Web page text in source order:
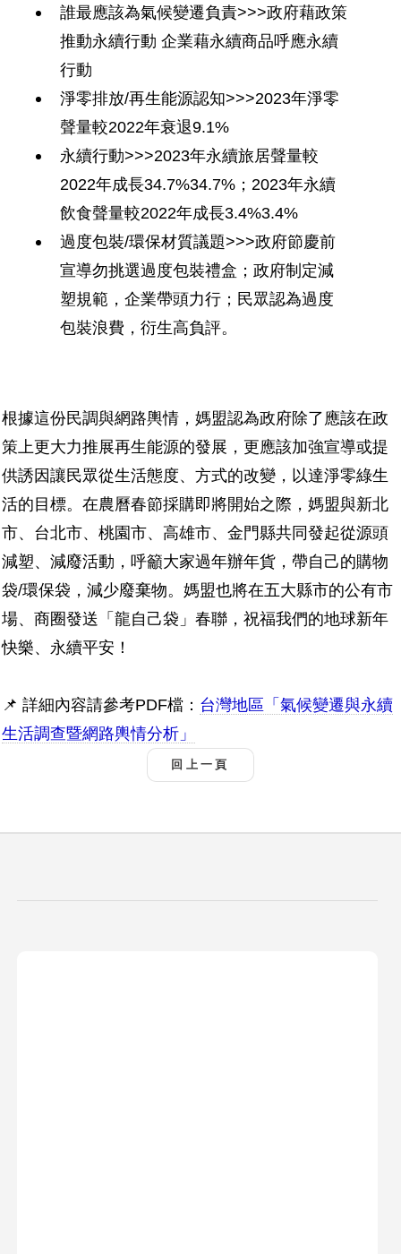
誰最應該為氣候變遷負責>>>政府藉政策
推動永續行動 企業藉永續商品呼應永續
行動
淨零排放/再生能源認知>>>2023年淨零
聲量較2022年衰退9.1%
永續行動>>>2023年永續旅居聲量較
2022年成長34.7%34.7%；2023年永續
飲食聲量較2022年成長3.4%3.4%
過度包裝/環保材質議題>>>政府節慶前
宣導勿挑選過度包裝禮盒；政府制定減
塑規範，企業帶頭力行；民眾認為過度
包裝浪費，衍生高負評。
根據這份民調與網路輿情，媽盟認為政府除了應該在政
策上更大力推展再生能源的發展，更應該加強宣導或提
供誘因讓民眾從生活態度、方式的改變，以達淨零綠生
活的目標。在農曆春節採購即將開始之際，媽盟與新北
市、台北市、桃園市、高雄市、金門縣共同發起從源頭
減塑、減廢活動，呼籲大家過年辦年貨，帶自己的購物
袋/環保袋，減少廢棄物。媽盟也將在五大縣市的公有市
場、商圈發送「龍自己袋」春聯，祝福我們的地球新年
快樂、永續平安！
📌 詳細內容請參考PDF檔： 台灣地區「氣候變遷與永續
生活調查暨網路輿情分析」